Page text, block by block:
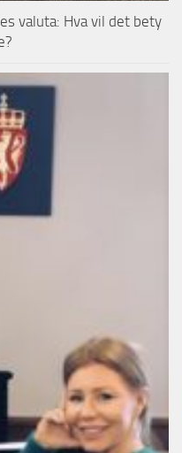
valuta: Hva vil det bety